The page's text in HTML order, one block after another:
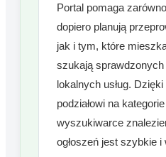
Portal pomaga
dopiero planują
jak i tym, które
szukają
lokalnych usług.
podziałowi na
wyszukiwarce
ogłoszeń jest szybkie i